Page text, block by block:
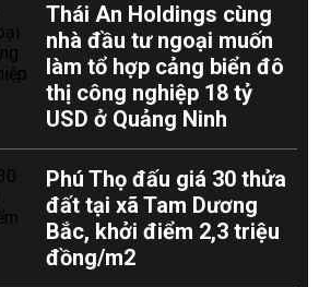
Thái An Holdings cùng
nhà đầu tư ngoại muốn
làm tổ hợp cảng biển đô
thị công nghiệp 18 tỷ
USD ở Quảng Ninh
Phú Thọ đấu giá 30 thửa
đất tại xã Tam Dương
Bắc, khởi điểm 2,3 triệu
đồng/m2